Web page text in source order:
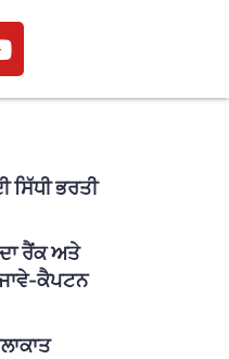
ਭਰਤੀ
ਰੈਂਕ ਅਤੇ
ਕੈਪਟਨ